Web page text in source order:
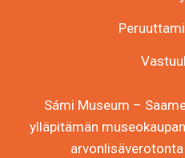
Sámi Museum –
ylläpitämän